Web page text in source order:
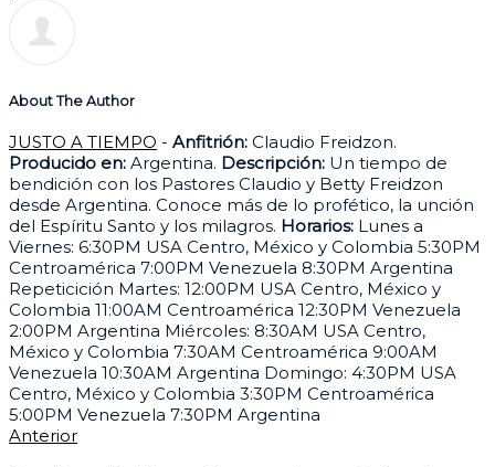
About The Author
JUSTO A TIEMPO - Anfitrión: Claudio Freidzon.
Producido en: Argentina. Descripción: Un tiempo de
bendición con los Pastores Claudio y Betty Freidzon
desde Argentina. Conoce más de lo profético, la unción
del Espíritu Santo y los milagros. Horarios: Lunes a
Viernes: 6:30PM USA Centro, México y Colombia 5:30PM
Centroamérica 7:00PM Venezuela 8:30PM Argentina
Repeticición Martes: 12:00PM USA Centro, México y
Colombia 11:00AM Centroamérica 12:30PM Venezuela
2:00PM Argentina Miércoles: 8:30AM USA Centro,
México y Colombia 7:30AM Centroamérica 9:00AM
Venezuela 10:30AM Argentina Domingo: 4:30PM USA
Centro, México y Colombia 3:30PM Centroamérica
5:00PM Venezuela 7:30PM Argentina
Anterior